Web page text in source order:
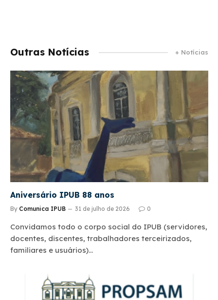
Outras Notícias + Notícias
Aniversário IPUB 88 anos
By Comunica IPUB 31 de julho de 2026 0
Convidamos todo o corpo social do IPUB (servidores,
docentes, discentes, trabalhadores terceirizados,
familiares e usuários)…